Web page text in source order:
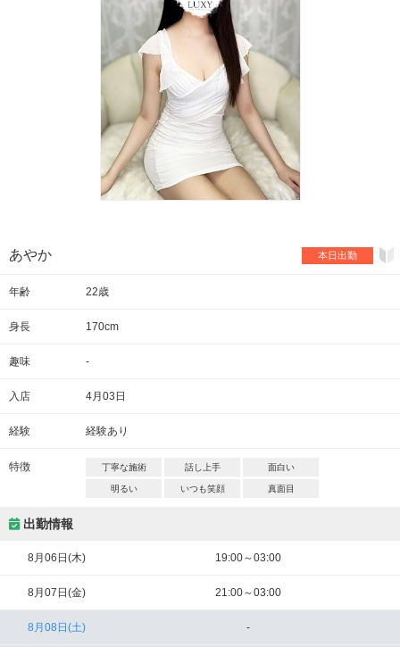
あやか 本日出勤
年齢 22歳
身長 170cm
趣味 -
入店 4月03日
経験 経験あり
特徴 丁寧な施術 話し上手 面白い
明るい いつも笑顔 真面目
出勤情報
8月06日(木) 19:00～03:00
8月07日(金) 21:00～03:00
8月08日(土) -